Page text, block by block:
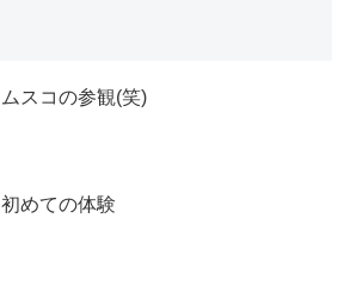
ムスコの参観(笑)
初めての体験